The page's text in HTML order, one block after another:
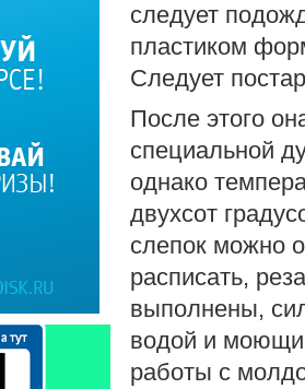
следует
пластиком
Следует
После этого
специальной
однако
двухсот
слепок можно
расписать,
выполнены,
водой и
работы с